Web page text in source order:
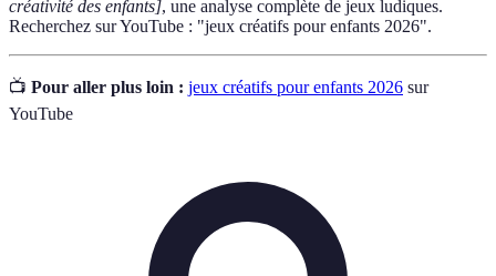
créativité des enfants], une analyse complète de jeux ludiques.
Recherchez sur YouTube : "jeux créatifs pour enfants 2026".
📺 Pour aller plus loin : jeux créatifs pour enfants 2026 sur
YouTube